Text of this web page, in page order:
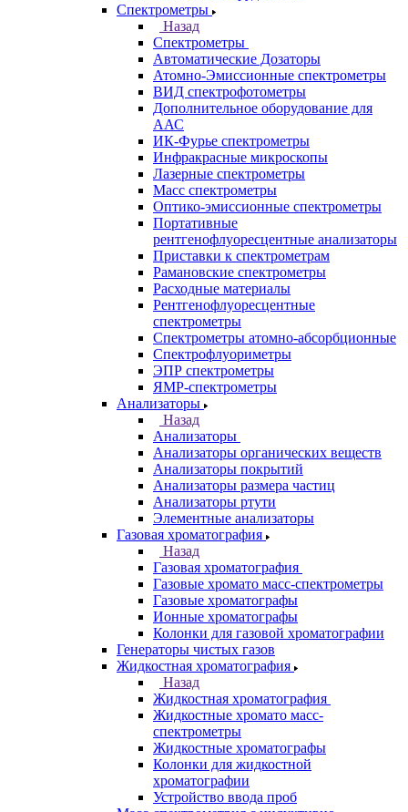
Спектрометры
Назад
Спектрометры
Автоматические Дозаторы
Атомно-Эмиссионные спектрометры
ВИД спектрофотометры
Дополнительное оборудование для
ААС
ИК-Фурье спектрометры
Инфракрасные микроскопы
Лазерные спектрометры
Масс спектрометры
Оптико-эмиссионные спектрометры
Портативные
рентгенофлуоресцентные анализаторы
Приставки к спектрометрам
Рамановские спектрометры
Расходные материалы
Рентгенофлуоресцентные
спектрометры
Спектрометры атомно-абсорбционные
Спектрофлуориметры
ЭПР спектрометры
ЯМР-спектрометры
Анализаторы
Назад
Анализаторы
Анализаторы органических веществ
Анализаторы покрытий
Анализаторы размера частиц
Анализаторы ртути
Элементные анализаторы
Газовая хроматография
Назад
Газовая хроматография
Газовые хромато масс-спектрометры
Газовые хроматографы
Ионные хроматографы
Колонки для газовой хроматографии
Генераторы чистых газов
Жидкостная хроматография
Назад
Жидкостная хроматография
Жидкостные хромато масс-
спектрометры
Жидкостные хроматографы
Колонки для жидкостной
хроматографии
Устройство ввода проб